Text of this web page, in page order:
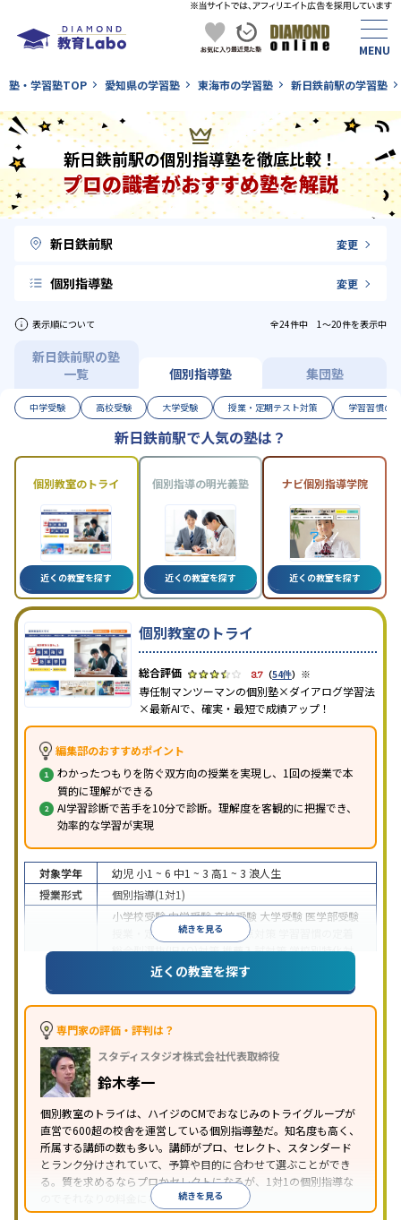
塾・学習塾TOP 愛知県の学習塾 東海市の学習塾 新日鉄前駅の学習塾
新日鉄前駅の個別指導塾を徹底比較！
プロの識者がおすすめ塾を解説
新日鉄前駅 変更
個別指導塾 変更
表示順について 全24件中 1〜20件を表示中
新日鉄前駅の塾
一覧
個別指導塾 集団塾
中学受験 高校受験 大学受験 授業・定期テスト対策 学習習慣の
新日鉄前駅で人気の塾は？
個別教室のトライ
近くの教室を探す
個別指導の明光義塾
近くの教室を探す
ナビ個別指導学院
近くの教室を探す
個別教室のトライ
3.7 （54件） ※
専任制マンツーマンの個別塾×ダイアログ学習法
×最新AIで、確実・最短で成績アップ！
編集部のおすすめポイント
わかったつもりを防ぐ双方向の授業を実現し、1回の授業で本
質的に理解ができる
AI学習診断で苦手を10分で診断。理解度を客観的に把握でき、
効率的な学習が実現
続きを見る
対象学年 幼児 小1 ~ 6 中1 ~ 3 高1 ~ 3 浪人生
授業形式
個別指導(1対1)
小学校受験中学受験高校受験 大学受験 医学部受験
授業・定期テスト対策
内申点対策
総合型選抜(旧AO)対策推薦入試対策学校別特化対
国公立大対策私大対策 共通テスト対策
語・英会話特化対策その他科目別特化対策
特徴
中高一貫校生に対応
応
学習にPC・タブレットを利用
科目から受講可能季節講習のみの受講可
の子どもに対応
※2023年3月調査。
近くの教室を探す
専門家の評価・評判は？
スタディスタジオ株式会社代表取締役
鈴木孝一
個別教室のトライは、ハイジのCMでおなじみのトライグループが
直営で600超の校舎を運営している個別指導塾だ。知名度も高く、
所属する講師の数も多い。講師がプロ、セレクト、スタンダード
とランク分けされていて、予算や目的に合わせて選ぶことができ
る。質を求めるならプロかセレクトになるが、1対1の個別指導な
のでそれなりの料金になる。続きを見る